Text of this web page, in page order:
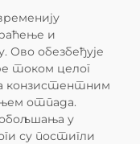
и
Ово обезбеђује
током целог
конзистентним
отпада.
у
су постигли